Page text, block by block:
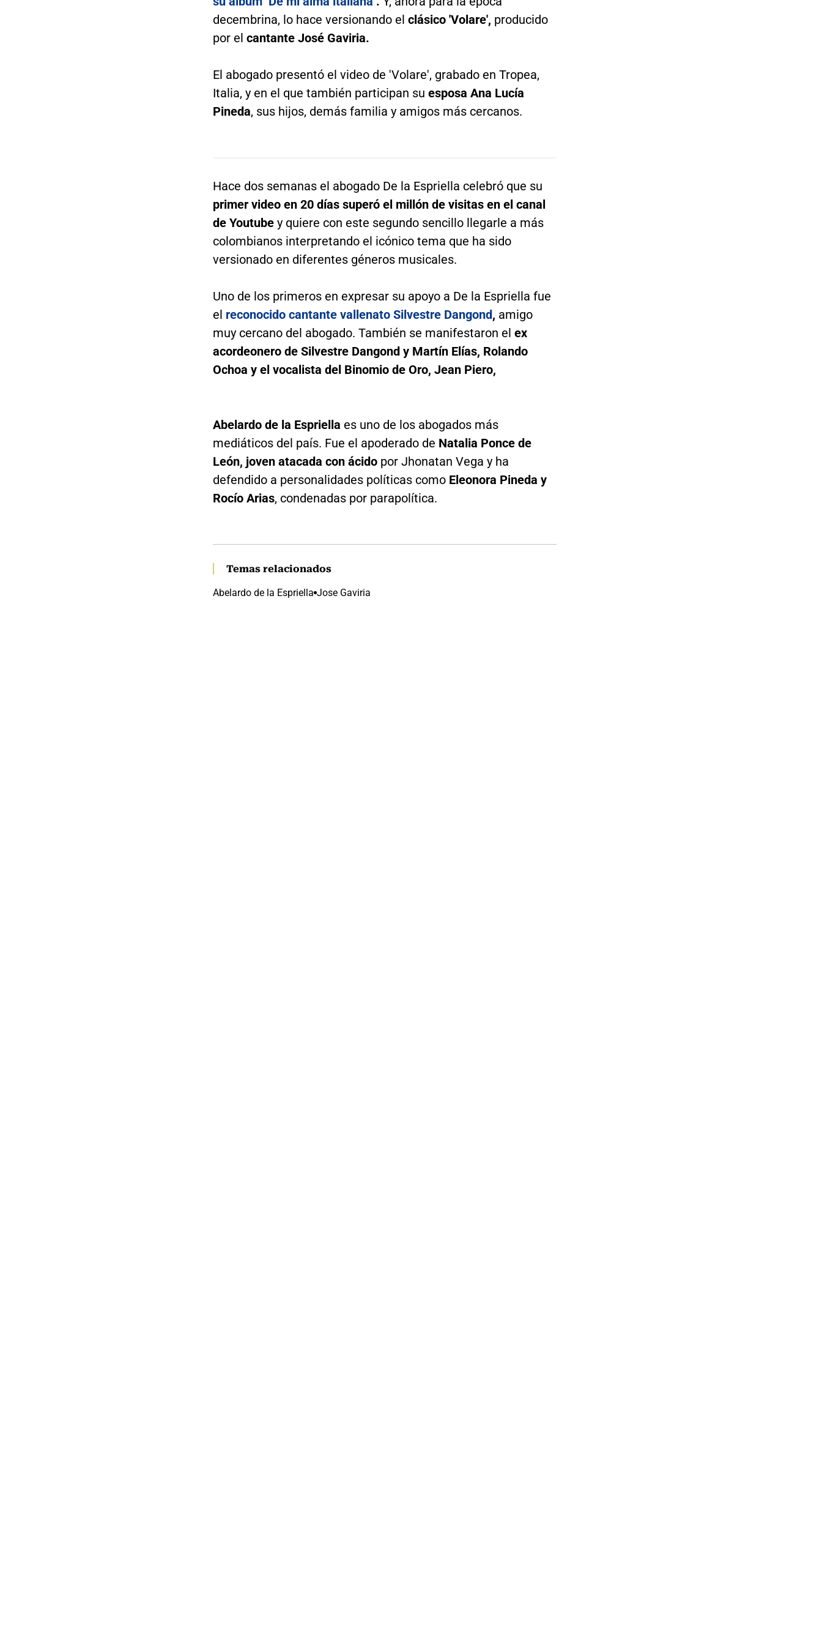
decembrina, lo hace versionando el clásico 'Volare', producido
por el cantante José Gaviria.
El abogado presentó el video de 'Volare', grabado en Tropea,
Italia, y en el que también participan su esposa Ana Lucía
Pineda, sus hijos, demás familia y amigos más cercanos.
Hace dos semanas el abogado De la Espriella celebró que su
primer video en 20 días superó el millón de visitas en el canal
de Youtube y quiere con este segundo sencillo llegarle a más
colombianos interpretando el icónico tema que ha sido
versionado en diferentes géneros musicales.
Uno de los primeros en expresar su apoyo a De la Espriella fue
el reconocido cantante vallenato Silvestre Dangond, amigo
muy cercano del abogado. También se manifestaron el ex
acordeonero de Silvestre Dangond y Martín Elías, Rolando
Ochoa y el vocalista del Binomio de Oro, Jean Piero,
Abelardo de la Espriella es uno de los abogados más
mediáticos del país. Fue el apoderado de Natalia Ponce de
León, joven atacada con ácido por Jhonatan Vega y ha
defendido a personalidades políticas como Eleonora Pineda y
Rocío Arias, condenadas por parapolítica.
Temas relacionados
Abelardo de la Espriella Jose Gaviria